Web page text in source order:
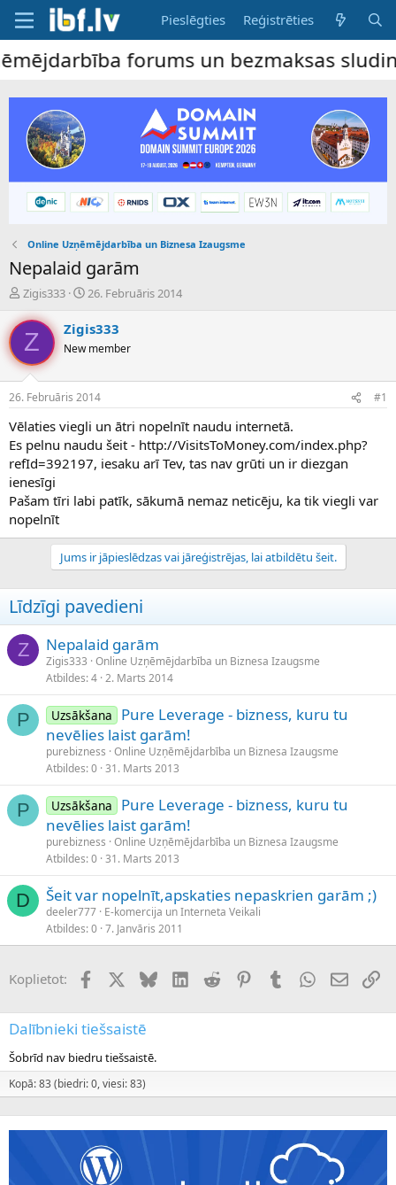
Pieslēgties Reģistrēties
forums un bezmaksas
Online Uzņēmējdarbība un Biznesa Izaugsme
Nepalaid garām
P
v
e
d
i
n
a
u
z
s
ā
c
ē
Zigis333
S
k
m
a
t
u
m
s
26. Februāris 2014
Z Zigis333
New member
26. Februāris 2014 #1
Vēlaties viegli un ātri nopelnīt naudu internetā.
Es pelnu naudu šeit - http://VisitsToMoney.com/index.php?
refId=392197, iesaku arī Tev, tas nav grūti un ir diezgan
ienesīgi
Pašam tīri labi patīk, sākumā nemaz neticēju, ka tik viegli var
nopelnīt
Jums ir jāpieslēdzas vai jāreģistrējas, lai atbildētu šeit.
Līdzīgi pavedieni
Z Nepalaid garām
Zigis333 Online Uzņēmējdarbība un Biznesa Izaugsme
Atbildes 4 2. Marts 2014
P Uzsākšana
Pure Leverage - bizness, kuru tu
nevēlies laist garām!
purebizness Online Uzņēmējdarbība un Biznesa Izaugsme
Atbildes 0 31. Marts 2013
P Uzsākšana
Pure Leverage - bizness, kuru tu
nevēlies laist garām!
purebizness Online Uzņēmējdarbība un Biznesa Izaugsme
Atbildes 0 31. Marts 2013
D Šeit var nopelnīt,apskaties nepaskrien garām ;)
deeler777 E-komercija un Interneta Veikali
Atbildes 0 7. Janvāris 2011
Koplietot: FacebookX (Twitter)
BlueskyLinkedInReddit PinterestTumblrWhatsApp
E-pasts
Dalībnieki tiešsaistē
Šobrīd nav biedru tiešsaistē.
Kopā: 83 (biedri: 0, viesi: 83)